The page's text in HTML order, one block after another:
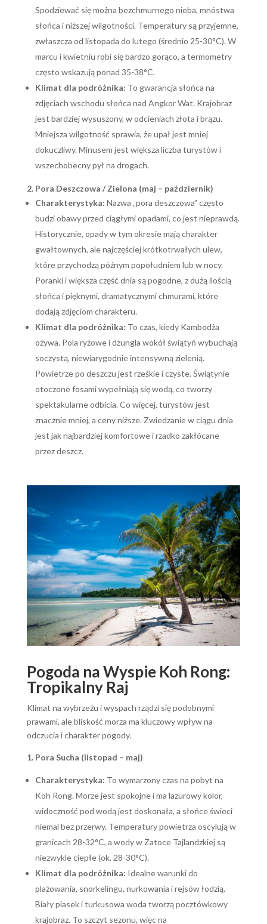
Spodziewać się można bezchmurnego nieba, mnóstwa
słońca i niższej wilgotności. Temperatury są przyjemne,
zwłaszcza od listopada do lutego (średnio 25-30°C). W
marcu i kwietniu robi się bardzo gorąco, a termometry
często wskazują ponad 35-38°C.
Klimat dla podróżnika: To gwarancja słońca na
zdjęciach wschodu słońca nad Angkor Wat. Krajobraz
jest bardziej wysuszony, w odcieniach złota i brązu.
Mniejsza wilgotność sprawia, że upał jest mniej
dokuczliwy. Minusem jest większa liczba turystów i
wszechobecny pył na drogach.
2. Pora Deszczowa / Zielona (maj – październik)
Charakterystyka: Nazwa „pora deszczowa” często
budzi obawy przed ciągłymi opadami, co jest nieprawdą.
Historycznie, opady w tym okresie mają charakter
gwałtownych, ale najczęściej krótkotrwałych ulew,
które przychodzą późnym popołudniem lub w nocy.
Poranki i większa część dnia są pogodne, z dużą ilością
słońca i pięknymi, dramatycznymi chmurami, które
dodają zdjęciom charakteru.
Klimat dla podróżnika: To czas, kiedy Kambodża
ożywa. Pola ryżowe i dżungla wokół świątyń wybuchają
soczystą, niewiarygodnie intensywną zielenią.
Powietrze po deszczu jest rześkie i czyste. Świątynie
otoczone fosami wypełniają się wodą, co tworzy
spektakularne odbicia. Co więcej, turystów jest
znacznie mniej, a ceny niższe. Zwiedzanie w ciągu dnia
jest jak najbardziej komfortowe i rzadko zakłócane
przez deszcz.
Pogoda na Wyspie Koh Rong:
Tropikalny Raj
Klimat na wybrzeżu i wyspach rządzi się podobnymi
prawami, ale bliskość morza ma kluczowy wpływ na
odczucia i charakter pogody.
1. Pora Sucha (listopad – maj)
Charakterystyka: To wymarzony czas na pobyt na
Koh Rong. Morze jest spokojne i ma lazurowy kolor,
widoczność pod wodą jest doskonała, a słońce świeci
niemal bez przerwy. Temperatury powietrza oscylują w
granicach 28-32°C, a wody w Zatoce Tajlandzkiej są
niezwykle ciepłe (ok. 28-30°C).
Klimat dla podróżnika: Idealne warunki do
plażowania, snorkelingu, nurkowania i rejsów łodzią.
Biały piasek i turkusowa woda tworzą pocztówkowy
krajobraz. To szczyt sezonu, więc na